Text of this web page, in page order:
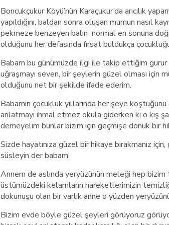
Boncukçukur Köyü’nün Karaçukur’da arıcılık
yapıldığını, baldan sonra oluşan mumun nasıl
pekmeze benzeyen balın normal en sonuna
olduğunu her defasında fırsat buldukça
Babam bu günümüzde ilgi ile takip ettiğim
uğraşmayı seven, bir şeylerin güzel olması için
olduğunu net bir şekilde ifade ederim.
Babamın çocukluk yıllarında her şeye
anlatmayı ihmal etmez okula giderken ki o kış
demeyelim bunlar bizim için geçmişe dönük bir
Sizde hayatınıza güzel bir hikaye bırakmanız
süsleyin der babam.
Annem de aslında yeryüzünün meleği hep
üstümüzdeki kelamların hareketlerimizin
dokunuşu olan bir varlık anne o yüzden
Bizim evde böyle güzel şeyleri görüyoruz